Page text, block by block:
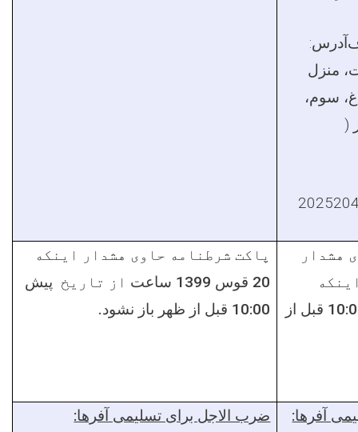
آدرس:
منزل
سوم،
(
پاکت شرطنامه حاوی هشدار اینکه
پیش از تاریخ 20 قوس 1399 ساعت
10:00 قبل از ظهر باز نشود.
هشدار
قوس 1399 ساعت 10:00 قبل از
ضرب الاجل برای تسلیمی آفرها: آفرها: